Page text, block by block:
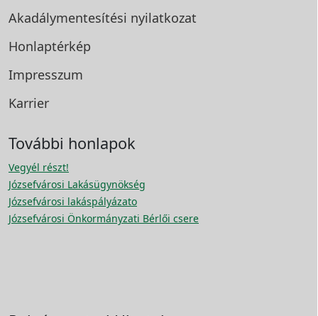
Akadálymentesítési nyilatkozat
Honlaptérkép
Impresszum
Karrier
További honlapok
Vegyél részt!
Józsefvárosi Lakásügynökség
Józsefvárosi lakáspályázato
Józsefvárosi Önkormányzati Bérlői csere